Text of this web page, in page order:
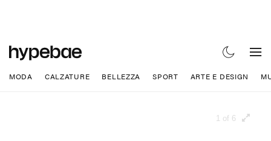
MODA CALZATURE BELLEZZA SPORT ARTE E DESIGN
1 of 6